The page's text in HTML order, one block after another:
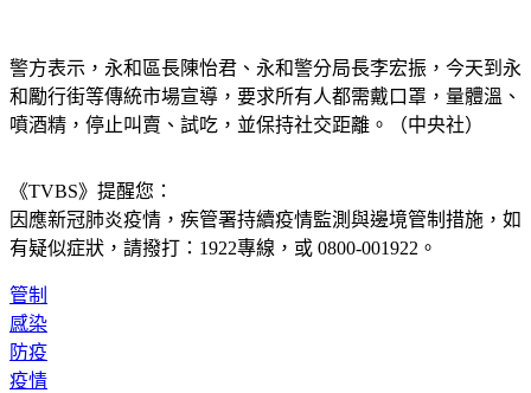
警方表示，永和區長陳怡君、永和警分局長李宏振，今天到永
和勵行街等傳統市場宣導，要求所有人都需戴口罩，量體溫、
噴酒精，停止叫賣、試吃，並保持社交距離。（中央社）
《TVBS》提醒您：
因應新冠肺炎疫情，疾管署持續疫情監測與邊境管制措施， 如
有疑似症狀，請撥打：1922專線，或 0800-001922。
管制
感染
防疫
疫情